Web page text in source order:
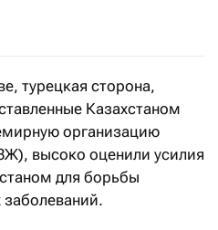
турецкая сторона,
Казахстаном
организацию
высоко оценили усилия
для борьбы
заболеваний.